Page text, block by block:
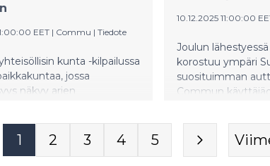
EET | Commu | Tiedote
kunta -kilpailussa
jossa
näkyy arjen
Suomen yhteisöllisin kunta
euron palkintopotin, jonka
10.12.2025 11:00:00
Joulun
korostuu ympäri
suosituimman
Commun
selvästi
liittyvät erityisesti
1 2 3 4 5